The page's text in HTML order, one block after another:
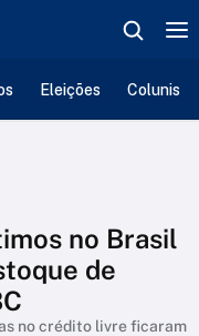
Eleições
no Brasil
de
no crédito livre ficaram